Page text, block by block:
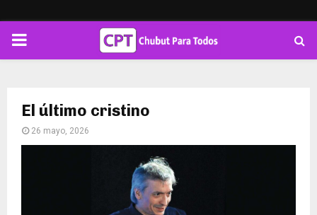
PRIMARY
El último cristino
26 mayo, 2026